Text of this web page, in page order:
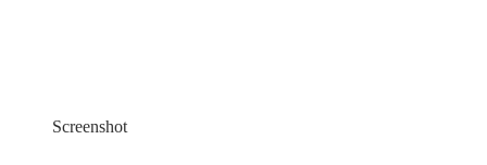
Screenshot